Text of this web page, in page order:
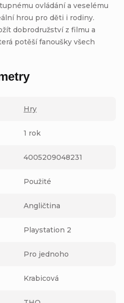
ovládání a veselému
hrou pro děti i rodiny.
dobrodružství z filmu a
potěší fanoušky všech
Hry
1 rok
4005209048231
Použité
Angličtina
Playstation 2
Pro jednoho
Krabicová